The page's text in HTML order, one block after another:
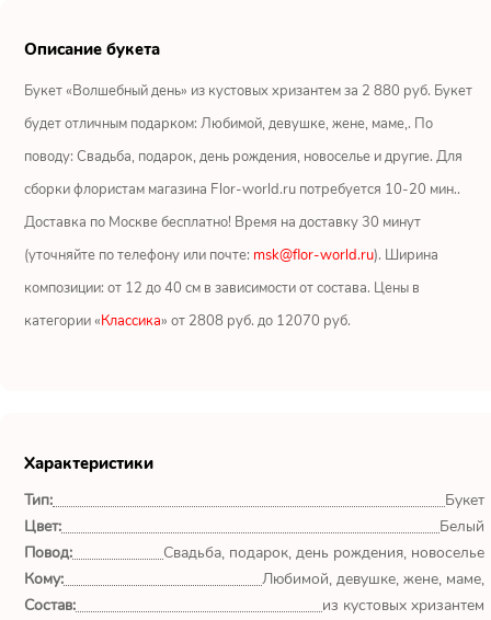
Ромашки
Альстромерии
Герберы
Показать еще
Москва
555
Описание букета
Букет «Волшебный день» из кустовых хризантем за 2 880 руб. Букет
будет отличным подарком: Любимой, девушке, жене, маме,. По
поводу: Свадьба, подарок, день рождения, новоселье и другие. Для
сборки флористам магазина Flor-world.ru потребуется 10-20 мин..
Доставка по Москве бесплатно! Время на доставку 30 минут
(уточняйте по телефону или почте: msk@flor-world.ru). Ширина
композиции: от 12 до 40 см в зависимости от состава. Цены в
категории «Классика» от 2808 руб. до 12070 руб.
Характеристики
Тип:
Букет
Цвет:
Белый
Повод:
Свадьба, подарок, день рождения, новоселье
Кому:
Любимой, девушке, жене, маме,
Состав:
из кустовых хризантем